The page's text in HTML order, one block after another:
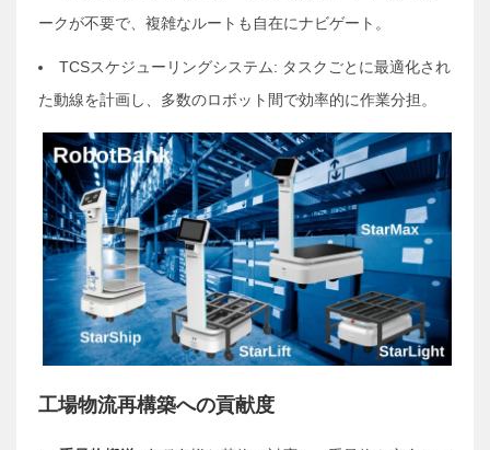
ークが不要で、複雑なルートも自在にナビゲート。
TCSスケジューリングシステム: タスクごとに最適化され
た動線を計画し、多数のロボット間で効率的に作業分担。
工場物流再構築への貢献度